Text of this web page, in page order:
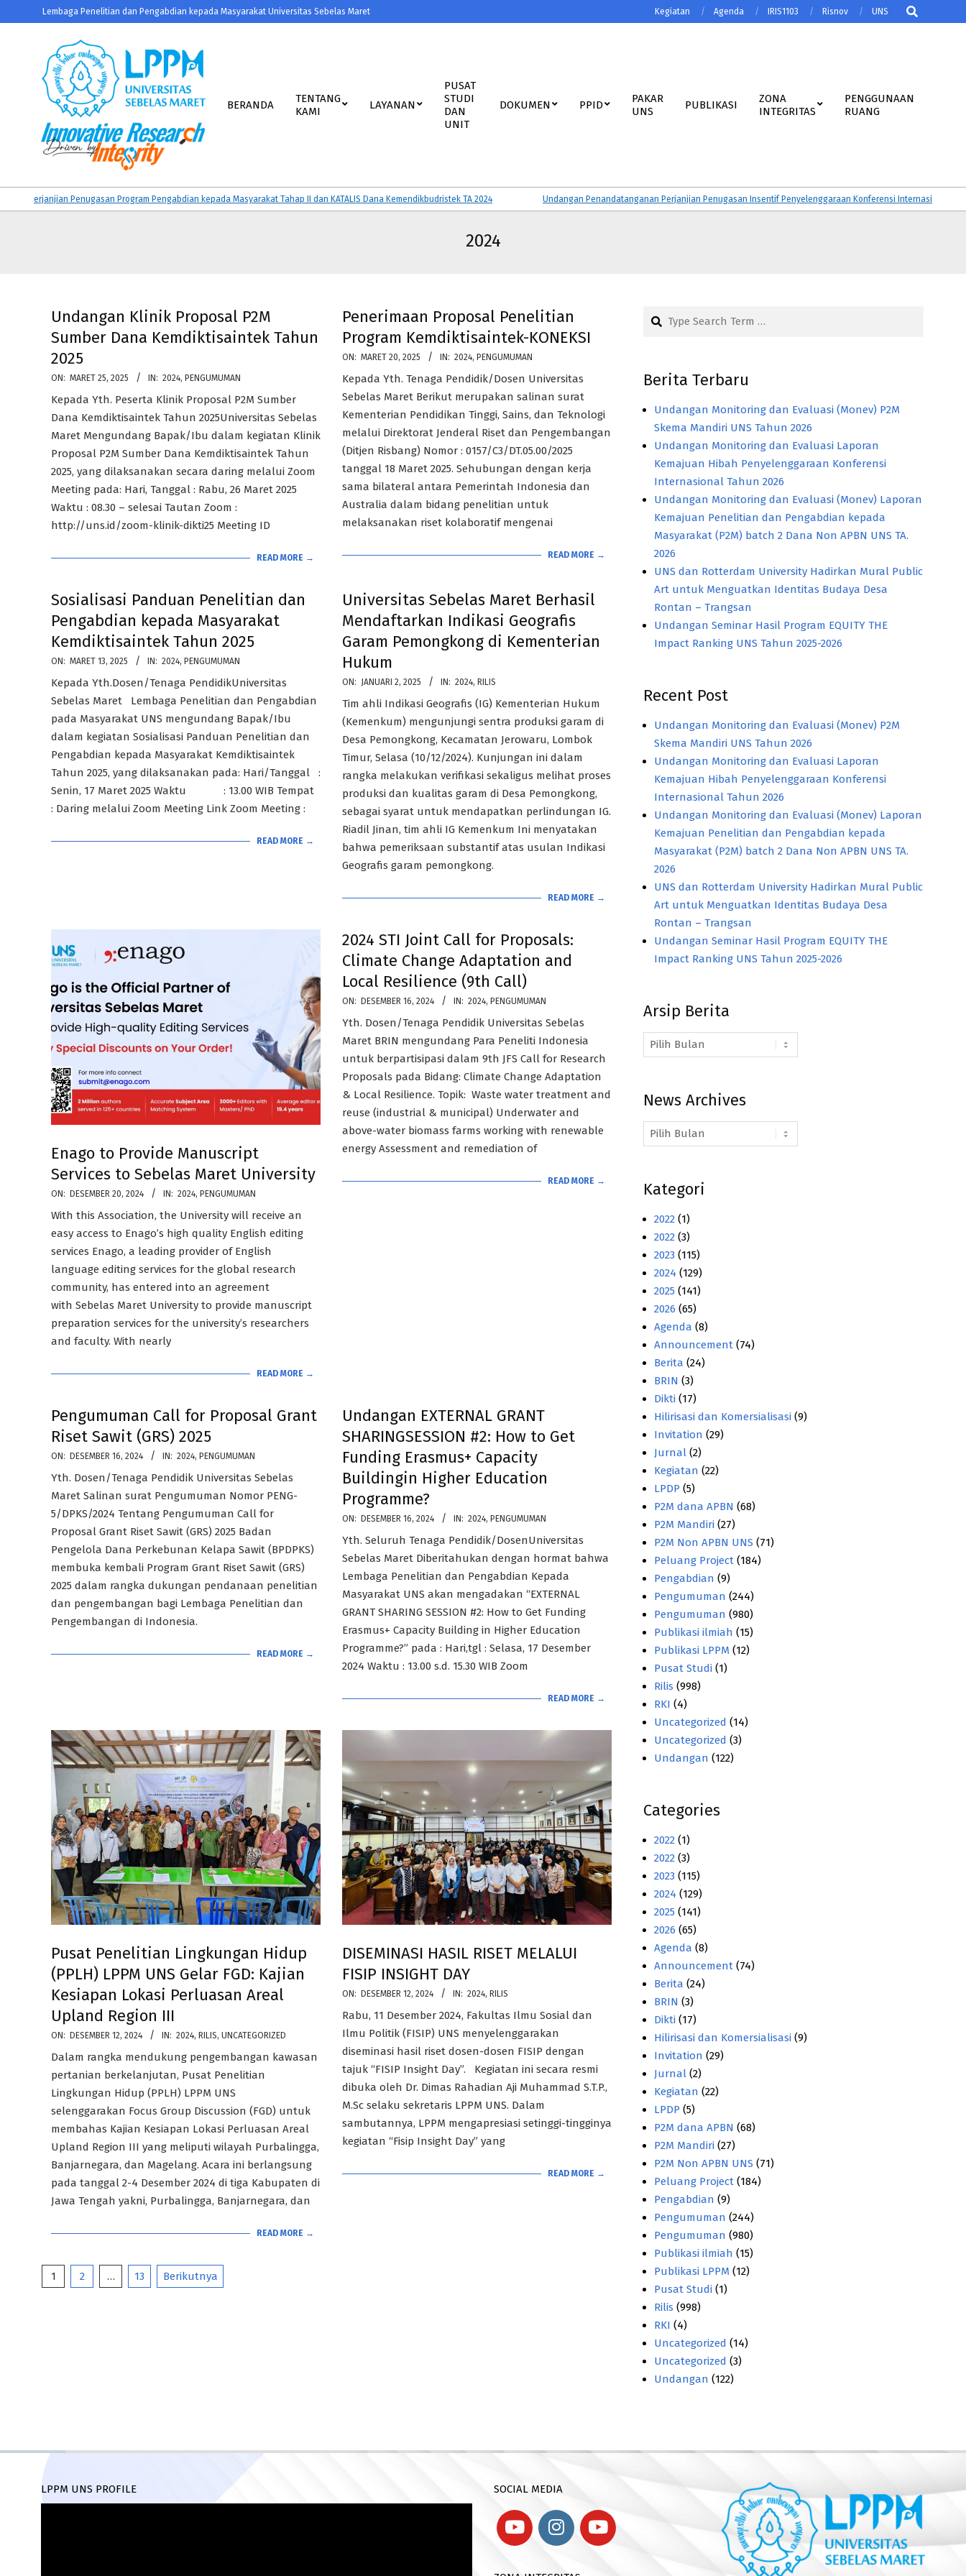
to
Lembaga Penelitian dan Pengabdian kepada Masyarakat Universitas Sebelas Maret Kegiatan Agenda IRIS1103 Risnov UNS
Search
LPPM
UNS
BERANDA
TENTANG
KAMI
LAYANAN
PUSAT
STUDI
DAN
UNIT
DOKUMEN PPID
PAKAR
UNS
PUBLIKASI
ZONA
INTEGRITAS
PENGGUNAAN
RUANG
Penugasan Program Pengabdian kepada Masyarakat Tahap II dan KATALIS Dana Kemendikbudristek TA 2024 Undangan Penandatanganan Perjanjian Penugasan Insentif Penyelenggaraan Konferensi Internasional Tahun
2024
Undangan Klinik Proposal P2M
Sumber Dana Kemdiktisaintek Tahun
2025
2025-
03-
25
ON: MARET 25, 2025 IN: 2024, PENGUMUMAN
Kepada Yth. Peserta Klinik Proposal P2M Sumber
Dana Kemdiktisaintek Tahun 2025Universitas Sebelas
Maret Mengundang Bapak/Ibu dalam kegiatan Klinik
Proposal P2M Sumber Dana Kemdiktisaintek Tahun
2025, yang dilaksanakan secara daring melalui Zoom
Meeting pada: Hari, Tanggal : Rabu, 26 Maret 2025
Waktu : 08.30 – selesai Tautan Zoom :
http://uns.id/zoom-klinik-dikti25 Meeting ID
READ MORE →
Penerimaan Proposal Penelitian
Program Kemdiktisaintek-KONEKSI
2025-
03-
20
ON: MARET 20, 2025 IN: 2024, PENGUMUMAN
Kepada Yth. Tenaga Pendidik/Dosen Universitas
Sebelas Maret Berikut merupakan salinan surat
Kementerian Pendidikan Tinggi, Sains, dan Teknologi
melalui Direktorat Jenderal Riset dan Pengembangan
(Ditjen Risbang) Nomor : 0157/C3/DT.05.00/2025
tanggal 18 Maret 2025. Sehubungan dengan kerja
sama bilateral antara Pemerintah Indonesia dan
Australia dalam bidang penelitian untuk
melaksanakan riset kolaboratif mengenai
READ MORE →
Sosialisasi Panduan Penelitian dan
Pengabdian kepada Masyarakat
Kemdiktisaintek Tahun 2025
2025-
03-
13
ON: MARET 13, 2025 IN: 2024, PENGUMUMAN
Kepada Yth.Dosen/Tenaga PendidikUniversitas
Sebelas Maret Lembaga Penelitian dan Pengabdian
pada Masyarakat UNS mengundang Bapak/Ibu
dalam kegiatan Sosialisasi Panduan Penelitian dan
Pengabdian kepada Masyarakat Kemdiktisaintek
Tahun 2025, yang dilaksanakan pada: Hari/Tanggal :
Senin, 17 Maret 2025 Waktu : 13.00 WIB Tempat
: Daring melalui Zoom Meeting Link Zoom Meeting :
READ MORE →
Universitas Sebelas Maret Berhasil
Mendaftarkan Indikasi Geografis
Garam Pemongkong di Kementerian
Hukum
2025-
01-
02
ON: JANUARI 2, 2025 IN: 2024, RILIS
Tim ahli Indikasi Geografis (IG) Kementerian Hukum
(Kemenkum) mengunjungi sentra produksi garam di
Desa Pemongkong, Kecamatan Jerowaru, Lombok
Timur, Selasa (10/12/2024). Kunjungan ini dalam
rangka melakukan verifikasi sekaligus melihat proses
produksi dan kualitas garam di Desa Pemongkong,
sebagai syarat untuk mendapatkan perlindungan IG.
Riadil Jinan, tim ahli IG Kemenkum Ini menyatakan
bahwa pemeriksaan substantif atas usulan Indikasi
Geografis garam pemongkong.
READ MORE →
Enago to Provide Manuscript
Services to Sebelas Maret University
2024-
12-
20
ON: DESEMBER 20, 2024 IN: 2024, PENGUMUMAN
With this Association, the University will receive an
easy access to Enago’s high quality English editing
services Enago, a leading provider of English
language editing services for the global research
community, has entered into an agreement
with Sebelas Maret University to provide manuscript
preparation services for the university’s researchers
and faculty. With nearly
READ MORE →
2024 STI Joint Call for Proposals:
Climate Change Adaptation and
Local Resilience (9th Call)
2024-
12-
16
ON: DESEMBER 16, 2024 IN: 2024, PENGUMUMAN
Yth. Dosen/Tenaga Pendidik Universitas Sebelas
Maret BRIN mengundang Para Peneliti Indonesia
untuk berpartisipasi dalam 9th JFS Call for Research
Proposals pada Bidang: Climate Change Adaptation
& Local Resilience. Topik: Waste water treatment and
reuse (industrial & municipal) Underwater and
above-water biomass farms working with renewable
energy Assessment and remediation of
READ MORE →
Pengumuman Call for Proposal Grant
Riset Sawit (GRS) 2025
2024-
12-
16
ON: DESEMBER 16, 2024 IN: 2024, PENGUMUMAN
Yth. Dosen/Tenaga Pendidik Universitas Sebelas
Maret Salinan surat Pengumuman Nomor PENG-
5/DPKS/2024 Tentang Pengumuman Call for
Proposal Grant Riset Sawit (GRS) 2025 Badan
Pengelola Dana Perkebunan Kelapa Sawit (BPDPKS)
membuka kembali Program Grant Riset Sawit (GRS)
2025 dalam rangka dukungan pendanaan penelitian
dan pengembangan bagi Lembaga Penelitian dan
Pengembangan di Indonesia.
READ MORE →
Undangan EXTERNAL GRANT
SHARINGSESSION #2: How to Get
Funding Erasmus+ Capacity
Buildingin Higher Education
Programme?
2024-
12-
16
ON: DESEMBER 16, 2024 IN: 2024, PENGUMUMAN
Yth. Seluruh Tenaga Pendidik/DosenUniversitas
Sebelas Maret Diberitahukan dengan hormat bahwa
Lembaga Penelitian dan Pengabdian Kepada
Masyarakat UNS akan mengadakan “EXTERNAL
GRANT SHARING SESSION #2: How to Get Funding
Erasmus+ Capacity Building in Higher Education
Programme?” pada : Hari,tgl : Selasa, 17 Desember
2024 Waktu : 13.00 s.d. 15.30 WIB Zoom
READ MORE →
Pusat Penelitian Lingkungan Hidup
(PPLH) LPPM UNS Gelar FGD: Kajian
Kesiapan Lokasi Perluasan Areal
Upland Region III
2024-
12-
12
ON: DESEMBER 12, 2024 IN: 2024, RILIS, UNCATEGORIZED
Dalam rangka mendukung pengembangan kawasan
pertanian berkelanjutan, Pusat Penelitian
Lingkungan Hidup (PPLH) LPPM UNS
selenggarakan Focus Group Discussion (FGD) untuk
membahas Kajian Kesiapan Lokasi Perluasan Areal
Upland Region III yang meliputi wilayah Purbalingga,
Banjarnegara, dan Magelang. Acara ini berlangsung
pada tanggal 2-4 Desember 2024 di tiga Kabupaten di
Jawa Tengah yakni, Purbalingga, Banjarnegara, dan
READ MORE →
DISEMINASI HASIL RISET MELALUI
FISIP INSIGHT DAY
2024-
12-
12
ON: DESEMBER 12, 2024 IN: 2024, RILIS
Rabu, 11 Desember 2024, Fakultas Ilmu Sosial dan
Ilmu Politik (FISIP) UNS menyelenggarakan
diseminasi hasil riset dosen-dosen FISIP dengan
tajuk “FISIP Insight Day”. Kegiatan ini secara resmi
dibuka oleh Dr. Dimas Rahadian Aji Muhammad S.T.P.,
M.Sc selaku sekretaris LPPM UNS. Dalam
sambutannya, LPPM mengapresiasi setinggi-tingginya
kegiatan “Fisip Insight Day” yang
READ MORE →
Paginasi
1 2 … 13 Berikutnya
Search
Berita Terbaru
Undangan Monitoring dan Evaluasi (Monev) P2M
Skema Mandiri UNS Tahun 2026
Undangan Monitoring dan Evaluasi Laporan
Kemajuan Hibah Penyelenggaraan Konferensi
Internasional Tahun 2026
Undangan Monitoring dan Evaluasi (Monev) Laporan
Kemajuan Penelitian dan Pengabdian kepada
Masyarakat (P2M) batch 2 Dana Non APBN UNS TA.
2026
UNS dan Rotterdam University Hadirkan Mural Public
Art untuk Menguatkan Identitas Budaya Desa
Rontan – Trangsan
Undangan Seminar Hasil Program EQUITY THE
Impact Ranking UNS Tahun 2025-2026
Recent Post
Undangan Monitoring dan Evaluasi (Monev) P2M
Skema Mandiri UNS Tahun 2026
Undangan Monitoring dan Evaluasi Laporan
Kemajuan Hibah Penyelenggaraan Konferensi
Internasional Tahun 2026
Undangan Monitoring dan Evaluasi (Monev) Laporan
Kemajuan Penelitian dan Pengabdian kepada
Masyarakat (P2M) batch 2 Dana Non APBN UNS TA.
2026
UNS dan Rotterdam University Hadirkan Mural Public
Art untuk Menguatkan Identitas Budaya Desa
Rontan – Trangsan
Undangan Seminar Hasil Program EQUITY THE
Impact Ranking UNS Tahun 2025-2026
Arsip Berita
Arsip
Berita
News Archives
News
Archives
Kategori
2022 (1)
2022 (3)
2023 (115)
2024 (129)
2025 (141)
2026 (65)
Agenda (8)
Announcement (74)
Berita (24)
BRIN (3)
Dikti (17)
Hilirisasi dan Komersialisasi (9)
Invitation (29)
Jurnal (2)
Kegiatan (22)
LPDP (5)
P2M dana APBN (68)
P2M Mandiri (27)
P2M Non APBN UNS (71)
Peluang Project (184)
Pengabdian (9)
Pengumuman (244)
Pengumuman (980)
Publikasi ilmiah (15)
Publikasi LPPM (12)
Pusat Studi (1)
Rilis (998)
RKI (4)
Uncategorized (14)
Uncategorized (3)
Undangan (122)
Categories
2022 (1)
2022 (3)
2023 (115)
2024 (129)
2025 (141)
2026 (65)
Agenda (8)
Announcement (74)
Berita (24)
BRIN (3)
Dikti (17)
Hilirisasi dan Komersialisasi (9)
Invitation (29)
Jurnal (2)
Kegiatan (22)
LPDP (5)
P2M dana APBN (68)
P2M Mandiri (27)
P2M Non APBN UNS (71)
Peluang Project (184)
Pengabdian (9)
Pengumuman (244)
Pengumuman (980)
Publikasi ilmiah (15)
Publikasi LPPM (12)
Pusat Studi (1)
Rilis (998)
RKI (4)
Uncategorized (14)
Uncategorized (3)
Undangan (122)
LPPM UNS PROFILE
SOCIAL MEDIA